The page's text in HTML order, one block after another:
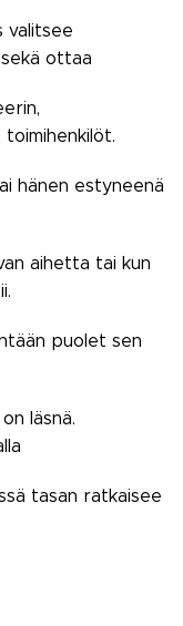
valitsee
ottaa
hänen estyneenä
aihetta tai kun
puolet sen
läsnä.
tasan ratkaisee